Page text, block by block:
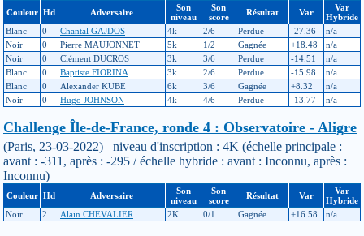
Couleur Hd Adversaire
Son
niveau
Son
score
Résultat Var
Var
Hybride
Blanc
0 Chantal GAJDOS 4k 2/6 Perdue -27.36
n/a
Noir
0 Pierre MAUJONNET 5k 1/2 Gagnée +18.48
n/a
Noir
0 Clément DUCROS 3k 3/6 Perdue -14.51
n/a
Blanc
0 Baptiste FIORINA 3k 2/6 Perdue -15.98
n/a
Blanc
0 Alexander KUBE 6k 3/6 Gagnée +8.32
n/a
Noir
0 Hugo JOHNSON 4k 4/6 Perdue -13.77 n/a
Challenge Île-de-France, ronde 4 : Observatoire - Aligre
(Paris, 23-03-2022) niveau d'inscription : 4K (échelle principale :
avant : -311, après : -295 / échelle hybride : avant : Inconnu, après :
Inconnu)
Couleur Hd Adversaire
Son
niveau
Son
score
Résultat Var
Var
Hybride
Noir
2 Alain CHEVALIER 2K 0/1 Gagnée +16.58 n/a